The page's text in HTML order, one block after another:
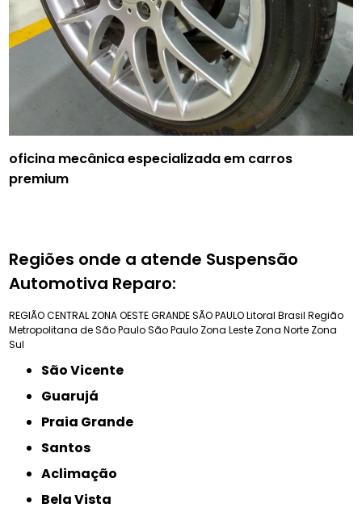
oficina mecânica especializada em carros
premium
Regiões onde a atende Suspensão
Automotiva Reparo:
REGIÃO CENTRAL ZONA OESTEGRANDE SÃO PAULOLitoral Brasil Região
Metropolitana de São PauloSão Paulo Zona Leste Zona Norte Zona
Sul
São Vicente
Guarujá
Praia Grande
Santos
Aclimação
Bela Vista